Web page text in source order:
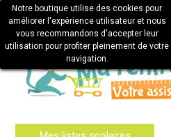
Notre boutique utilise des cookies pour
améliorer l'expérience utilisateur et nous
vous recommandons d'accepter leur
utilisation pour profiter pleinement de votre
navigation.